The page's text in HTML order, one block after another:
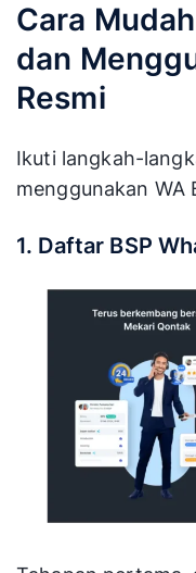
Cara
dan
Resmi
Ikuti langkah-
menggunakan WA
1. Daftar BSP